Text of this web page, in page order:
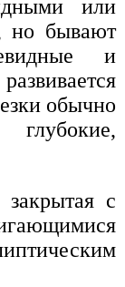
или
но бывают
и
обычно
с